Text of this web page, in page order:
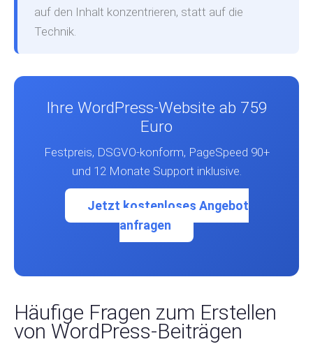
auf den Inhalt konzentrieren, statt auf die
Technik.
Ihre WordPress-Website ab 759
Euro
Festpreis, DSGVO-konform, PageSpeed 90+
und 12 Monate Support inklusive.
Jetzt kostenloses Angebot
anfragen
Häufige Fragen zum Erstellen
von WordPress-Beiträgen